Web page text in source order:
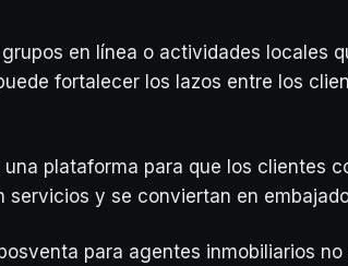
en línea o actividades locales
fortalecer los lazos entre los
plataforma para que los clientes
servicios y se conviertan en
para agentes inmobiliarios